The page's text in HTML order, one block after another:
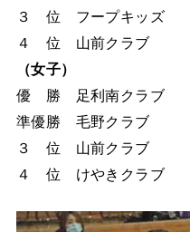
３ 位 フープキッズ
４ 位 山前クラブ
（女子）
優 勝 足利南クラブ
準優勝 毛野クラブ
３ 位 山前クラブ
４ 位 けやきクラブ